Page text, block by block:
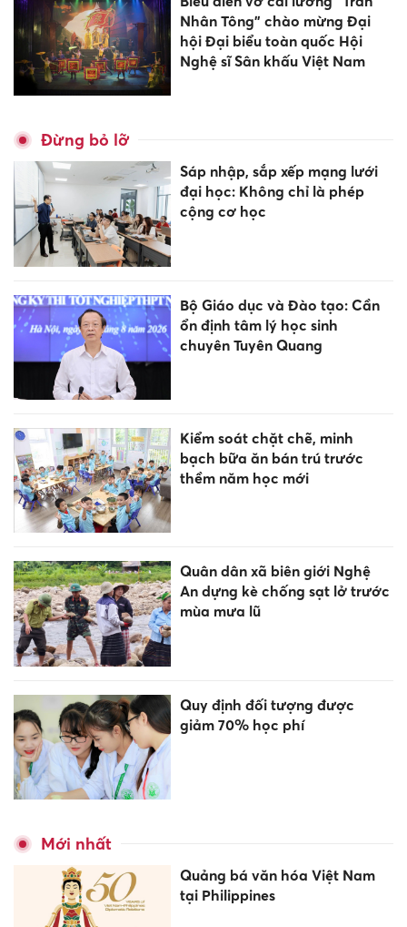
Nhân Tông” chào mừng Đại
hội Đại biểu toàn quốc Hội
Nghệ sĩ Sân khấu Việt Nam
Đừng bỏ lỡ
Sáp nhập, sắp xếp mạng lưới
đại học: Không chỉ là phép
cộng cơ học
Bộ Giáo dục và Đào tạo: Cần
ổn định tâm lý học sinh
chuyên Tuyên Quang
Kiểm soát chặt chẽ, minh
bạch bữa ăn bán trú trước
thềm năm học mới
Quân dân xã biên giới Nghệ
An dựng kè chống sạt lở trước
mùa mưa lũ
Quy định đối tượng được
giảm 70% học phí
Mới nhất
Quảng bá văn hóa Việt Nam
tại Philippines